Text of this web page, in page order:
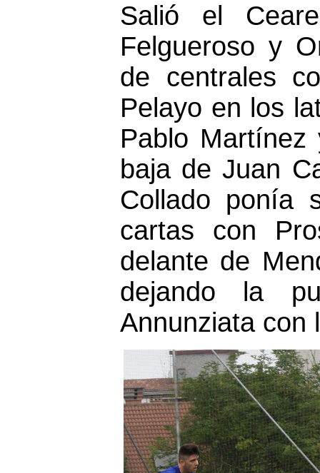
Salió el
Felgueroso y
de centrales
Pelayo en los
Pablo
baja de Juan
Collado ponía
cartas con
delante de
dejando la
Annunziata con